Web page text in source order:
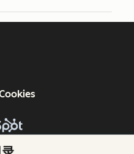
HubSpot, Inc.